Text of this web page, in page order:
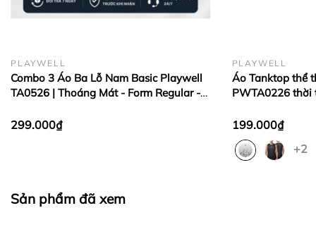
PLAYWELL
Combo 3 Áo Ba Lỗ Nam Basic Playwell
TA0526 | Thoáng Mát - Form Regular -
299.000₫
PLAYWELL
Áo Tanktop thể
PWTA0226 thời
199.000₫
+2
Sản phẩm đã xem